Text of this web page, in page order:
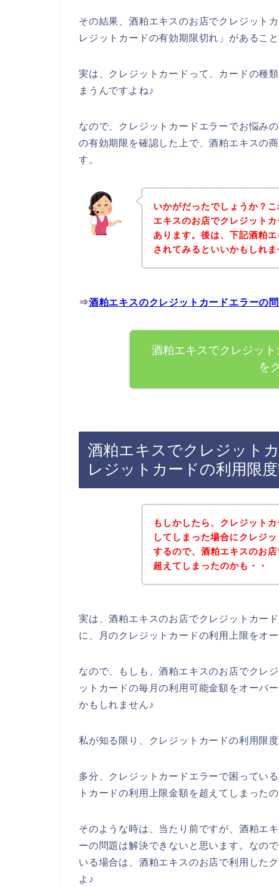
その結果、酒粕エキスのお店でクレジット
レジットカードの有効期限切れ」があるこ
実は、クレジットカードって、カードの種
まうんですよね♪
なので、クレジットカードエラーでお悩み
の有効期限を確認した上で、酒粕エキスの
す。
いかがだったでしょうか？
エキスのお店でクレジット
あります。後は、下記酒粕
されてみるといいかもしれま
⇒酒粕エキスのクレジットカードエラーの
酒粕エキスでクレジッ
を
酒粕エキスでクレジット
レジットカードの利用限
もしかしたら、クレジット
してしまった場合にクレジ
するので、酒粕エキスのお
超えてしまったのかも・・
実は、酒粕エキスのお店でクレジットカー
に、月のクレジットカードの利用上限をオ
なので、もしも、酒粕エキスのお店でクレ
ットカードの毎月の利用可能金額をオーバ
かもしれません♪
私が知る限り、クレジットカードの利用限
多分、クレジットカードエラーで困ってい
トカードの利用上限金額を超えてしまった
そのような時は、当たり前ですが、酒粕エ
ーの問題は解決できないと思います。なの
いる場合は、酒粕エキスのお店で利用した
よ♪